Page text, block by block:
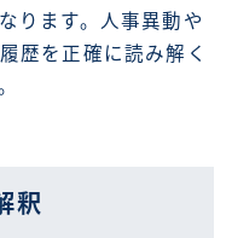
ります。人事異動や
歴を正確に読み解く
釈